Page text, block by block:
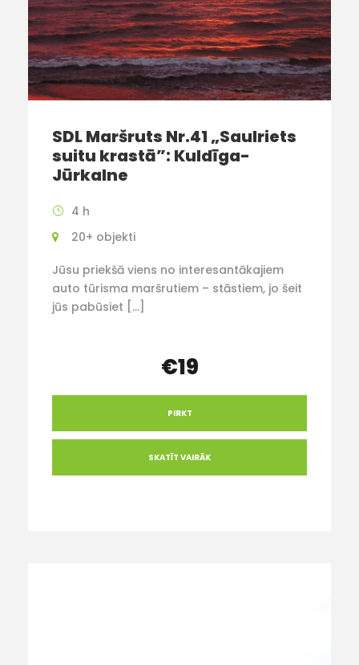
SDL Maršruts Nr.41 „Saulriets
suitu krastā”: Kuldīga-
Jūrkalne
4 h
20+ objekti
Jūsu priekšā viens no interesantākajiem
auto tūrisma maršrutiem – stāstiem, jo šeit
jūs pabūsiet […]
€19
PIRKT
SKATĪT VAIRĀK